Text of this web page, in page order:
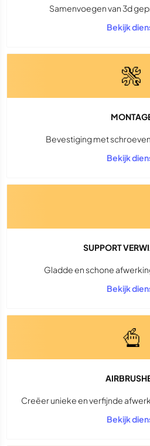
Samenvoegen van 3d
Bekijk
Bevestiging met
Bekijk
SUPPORT
Gladde en schone
Bekijk
Creëer unieke en verfijnde
Bekijk